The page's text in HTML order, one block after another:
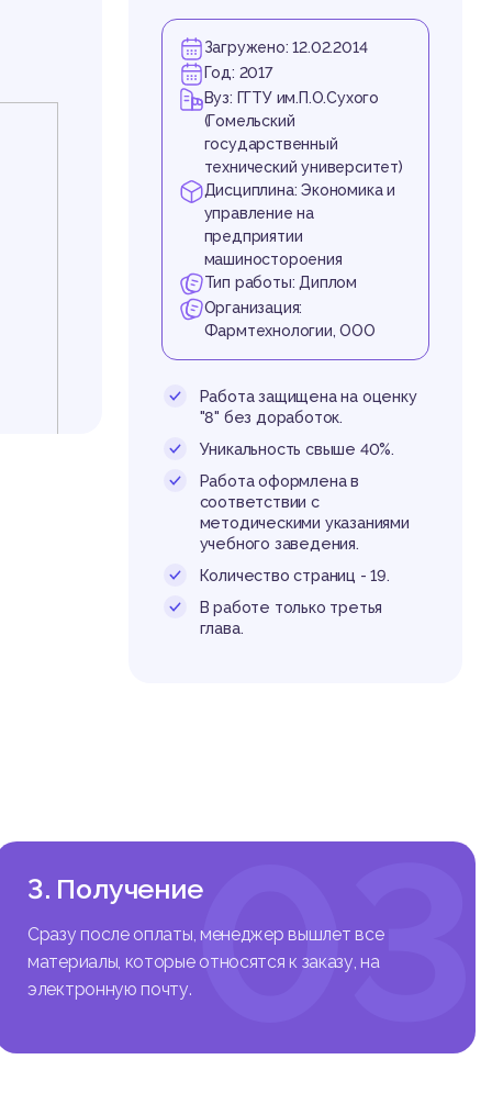
Загружено: 12.02.2014
Год: 2017
Вуз: ГГТУ им.П.О.Сухого
(Гомельский
государственный
технический университет)
Дисциплина: Экономика и
управление на
предприятии
машиностороения
Тип работы: Диплом
Организация:
Фармтехнологии, ООО
Работа защищена на оценку
"8" без доработок.
Уникальность свыше 40%.
Работа оформлена в
соответствии с
методическими указаниями
учебного заведения.
Количество страниц - 19.
В работе только третья
глава.
03
3. Получение
Сразу после оплаты, менеджер вышлет все
материалы, которые относятся к заказу, на
электронную почту.